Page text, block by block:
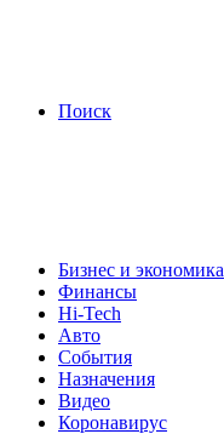
Поиск
Бизнес и экономика
Финансы
Hi-Tech
Авто
События
Назначения
Видео
Коронавирус